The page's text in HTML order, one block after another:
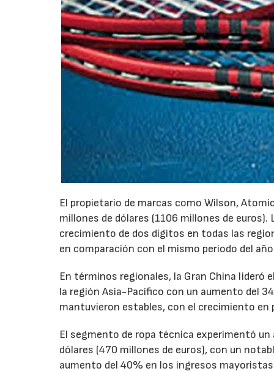
El propietario de marcas como Wilson,
millones de dólares (1106 millones de
crecimiento de dos dígitos en todas las
en comparación con el mismo periodo del
En términos regionales, la Gran China lideró
la región Asia-Pacífico con un aumento del
mantuvieron estables, con el crecimiento
El segmento de ropa técnica experimentó
dólares (470 millones de euros), con un
aumento del 40% en los ingresos